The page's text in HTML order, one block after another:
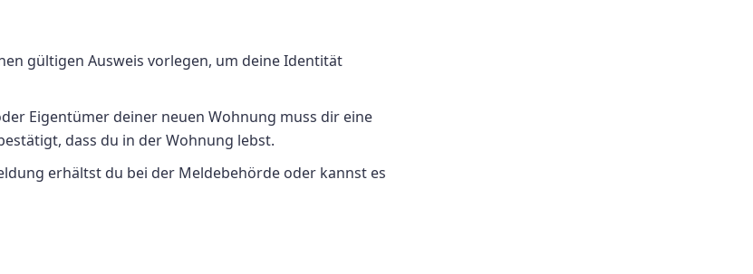
gültigen Ausweis vorlegen, um deine Identität
Eigentümer deiner neuen Wohnung muss dir eine
dass du in der Wohnung lebst.
erhältst du bei der Meldebehörde oder kannst es